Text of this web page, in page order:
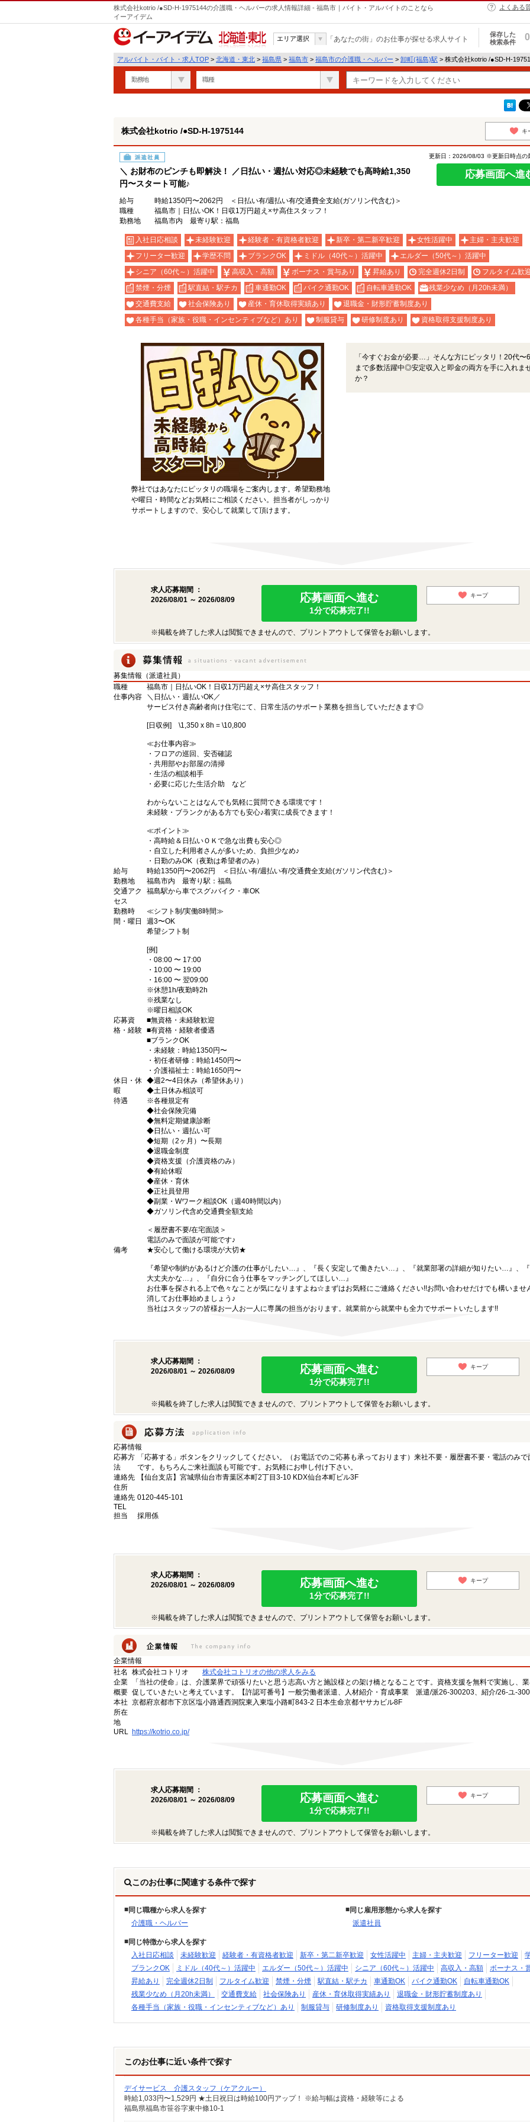
株式会社kotrio /●SD-H-1975144の介護職・ヘルパーの求人情報詳細 - 福島市｜バイト・アルバイトのことなら
イーアイデム
よくある
北海道・東北
エリア選択 「あなたの街」のお仕事が探せる求人サイト
保存した
検索条件
0
アルバイト・バイト・求人TOP > 北海道・東北 > 福島県 > 福島市 > 福島市の介護職・ヘルパー > 卸町(福島)駅 > 株式会社kotrio /●SD-H-
勤務地 職種
株式会社kotrio /●SD-H-1975144 キ
派遣社員
＼ お財布のピンチも即解決！ ／日払い・週払い対応◎未経験でも高時給1,350
円〜スタート可能♪
更新日：2026/08/03 ※更新日時点の
応募画面へ進
給与
時給1350円〜2062円 ＜日払い有/週払い有/交通費全支給(ガソリン代含む)＞
職種
福島市｜日払いOK！日収1万円超え×サ高住スタッフ！
勤務地
福島市内 最寄り駅：福島
入社日応相談 未経験歓迎 経験者・有資格者歓迎 新卒・第二新卒歓迎 女性活躍中
主婦・主夫歓迎
フリーター歓迎
学歴不問 ブランクOK ミドル（40代～）活躍中
エルダー（50代～）活躍中
シニア（60代～）活躍中
高収入・高額 ボーナス・賞与あり 昇給あり 完全週休2日制
フルタイム歓
禁煙・分煙
駅直結・駅チカ 車通勤OK バイク通勤OK 自転車通勤OK
残業少なめ（月20h未満）
交通費支給
社会保険あり 産休・育休取得実績あり
退職金・財形貯蓄制度あり
各種手当（家族・役職・インセンティブなど）あり
制服貸与 研修制度あり 資格取得支援制度あり
弊社ではあなたにピッタリの職場をご案内します。希望勤務地
や曜日・時間などお気軽にご相談ください。担当者がしっかり
サポートしますので、安心して就業して頂けます。
「今すぐお金が必要…」そんな方にピッタリ！20代〜
まで多数活躍中◎安定収入と即金の両方を手に入れま
か？
求人応募期間 ：
2026/08/01 ～ 2026/08/09
応募画面へ進む
1分で応募完了!!
キープ
※掲載を終了した求人は閲覧できませんので、プリントアウトして保管をお願いします。
募集情報（派遣社員）
職種
福島市｜日払いOK！日収1万円超え×サ高住スタッフ！
仕事内容
＼日払い・週払いOK／
サービス付き高齢者向け住宅にて、日常生活のサポート業務を担当していただきます◎
[日収例] \1,350 x 8h = \10,800
≪お仕事内容≫
・フロアの巡回、安否確認
・共用部やお部屋の清掃
・生活の相談相手
・必要に応じた生活介助 など
わからないことはなんでも気軽に質問できる環境です！
未経験・ブランクがある方でも安心♪着実に成長できます！
≪ポイント≫
・高時給＆日払いＯＫで急な出費も安心◎
・自立した利用者さんが多いため、負担少なめ♪
・日勤のみOK（夜勤は希望者のみ）
給与
時給1350円〜2062円 ＜日払い有/週払い有/交通費全支給(ガソリン代含む)＞
勤務地
福島市内 最寄り駅：福島
交通アク
セス
福島駅から車でスグ♪バイク・車OK
勤務時
間・曜日
≪シフト制/実働8時間≫
週3〜OK
希望シフト制
[例]
・08:00 〜 17:00
・10:00 〜 19:00
・16:00 〜 翌09:00
※休憩1h/夜勤時2h
※残業なし
※曜日相談OK
応募資
格・経験
■無資格・未経験歓迎
■有資格・経験者優遇
■ブランクOK
・未経験：時給1350円〜
・初任者研修：時給1450円〜
・介護福祉士：時給1650円〜
休日・休
暇
◆週2〜4日休み（希望休あり）
◆土日休み相談可
待遇
※各種規定有
◆社会保険完備
◆無料定期健康診断
◆日払い・週払い可
◆短期（2ヶ月）〜長期
◆退職金制度
◆資格支援（介護資格のみ）
◆有給休暇
◆産休・育休
◆正社員登用
◆副業・Wワーク相談OK（週40時間以内）
◆ガソリン代含め交通費全額支給
＜履歴書不要/在宅面談＞
電話のみで面談が可能です♪
備考
★安心して働ける環境が大切★
『希望や制約があるけど介護の仕事がしたい…』、『長く安定して働きたい…』、『就業部署の詳細が知りたい…』、
大丈夫かな…』、『自分に合う仕事をマッチングしてほしい…』
お仕事を探される上で色々なことが気になりますよね☆まずはお気軽にご連絡ください!!お問い合わせだけでも構いませ
消してお仕事始めましょう♪
当社はスタッフの皆様お一人お一人に専属の担当がおります。就業前から就業中も全力でサポートいたします!!
求人応募期間 ：
2026/08/01 ～ 2026/08/09
応募画面へ進む
1分で応募完了!!
キープ
※掲載を終了した求人は閲覧できませんので、プリントアウトして保管をお願いします。
応募情報
応募方
法
「応募する」ボタンをクリックしてください。（お電話でのご応募も承っております）来社不要・履歴書不要・電話のみで
です。もちろんご来社面談も可能です。お気軽にお申し付け下さい。
連絡先
住所
【仙台支店】宮城県仙台市青葉区本町2丁目3-10 KDX仙台本町ビル3F
連絡先
TEL
0120-445-101
担当 採用係
求人応募期間 ：
2026/08/01 ～ 2026/08/09
応募画面へ進む
1分で応募完了!!
キープ
※掲載を終了した求人は閲覧できませんので、プリントアウトして保管をお願いします。
企業情報
社名
株式会社コトリオ
株式会社コトリオの他の求人をみる
企業
概要
「当社の使命」は、介護業界で頑張りたいと思う志高い方と施設様との架け橋となることです。資格支援を無料で実施し、
促していきたいと考えています。【許認可番号】一般労働者派遣、人材紹介・育成事業 派遣/派26-300203、紹介/26-ユ-
本社
所在
地
京都府京都市下京区塩小路通西洞院東入東塩小路町843-2 日本生命京都ヤサカビル8F
URL https://kotrio.co.jp/
求人応募期間 ：
2026/08/01 ～ 2026/08/09
応募画面へ進む
1分で応募完了!!
キープ
※掲載を終了した求人は閲覧できませんので、プリントアウトして保管をお願いします。
このお仕事に関連する条件で探す
同じ職種から求人を探す
介護職・ヘルパー
同じ雇用形態から求人を探す
派遣社員
同じ特徴から求人を探す
入社日応相談
未経験歓迎 経験者・有資格者歓迎 新卒・第二新卒歓迎 女性活躍中 主婦・主夫歓迎 フリーター歓迎
ブランクOK
ミドル（40代～）活躍中 エルダー（50代～）活躍中 シニア（60代～）活躍中 高収入・高額
ボーナス・
昇給あり
完全週休2日制 フルタイム歓迎 禁煙・分煙 駅直結・駅チカ 車通勤OK バイク通勤OK
自転車通勤OK
残業少なめ（月20h未満）
交通費支給 社会保険あり 産休・育休取得実績あり
退職金・財形貯蓄制度あり
各種手当（家族・役職・インセンティブなど）あり
制服貸与 研修制度あり 資格取得支援制度あり
このお仕事に近い条件で探す
デイサービス 介護スタッフ（ケアクルー）
時給1,033円〜1,529円 ★土日祝日は時給100円アップ！ ※給与幅は資格・経験等による
福島県福島市笹谷字東中條10-1